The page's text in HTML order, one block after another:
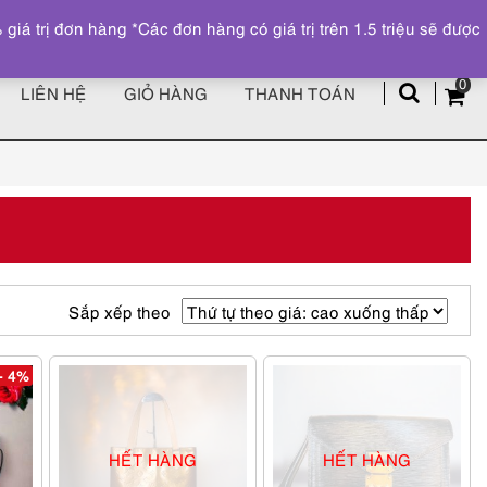
z
0
LIÊN HỆ GIỎ HÀNG THANH TOÁN
Sắp xếp theo
4%
HẾT HÀNG HẾT HÀNG
trị đơn hàng *Các đơn hàng có giá trị trên 1.5 triệu sẽ được